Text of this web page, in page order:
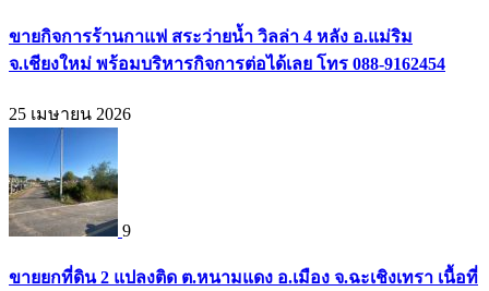
ขายกิจการร้านกาแฟ สระว่ายน้ำ วิลล่า 4 หลัง อ.แม่ริม
จ.เชียงใหม่ พร้อมบริหารกิจการต่อได้เลย โทร 088-9162454
25 เมษายน 2026
9
ขายยกที่ดิน 2 แปลงติด ต.หนามแดง อ.เมือง จ.ฉะเชิงเทรา เนื้อที่